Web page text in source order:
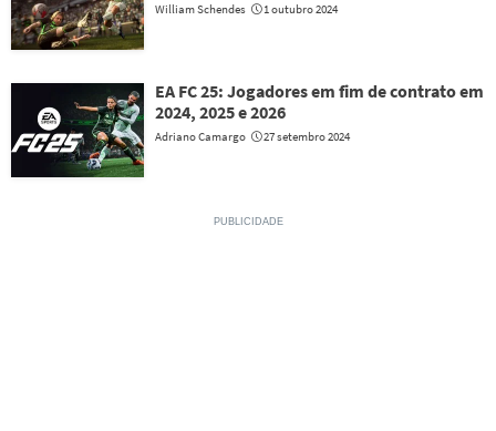
William Schendes 1 outubro 2024
EA FC 25: Jogadores em fim de contrato em
2024, 2025 e 2026
Adriano Camargo 27 setembro 2024